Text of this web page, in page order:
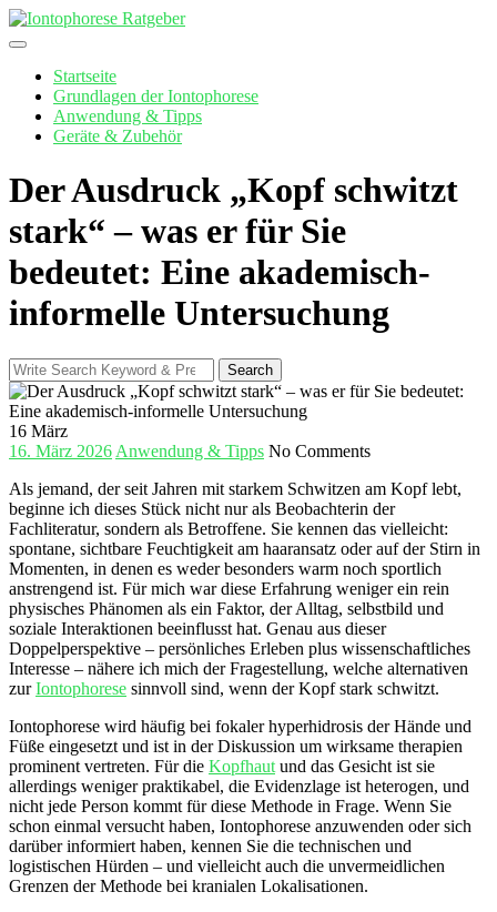
Skip
to
Startseite
Grundlagen der Iontophorese
Anwendung & Tipps
Geräte & Zubehör
Der Ausdruck „Kopf schwitzt
stark“ – was er für Sie
bedeutet: Eine akademisch-
informelle Untersuchung
Search
for:
Search
16 März
16. März 2026 Anwendung & Tipps No Comments
Als jemand, der ‍seit Jahren mit starkem Schwitzen am Kopf lebt,
beginne ich dieses Stück nicht nur als Beobachterin der
Fachliteratur, sondern als Betroffene. Sie kennen ⁣das​ vielleicht:
spontane, sichtbare Feuchtigkeit ‍am haaransatz oder auf der Stirn in
‌Momenten, in denen es⁢ weder besonders warm noch sportlich
anstrengend ist. Für mich war diese Erfahrung weniger ein rein‌
physisches Phänomen ⁤als ein Faktor, der Alltag, selbstbild⁣ und
soziale Interaktionen beeinflusst hat. Genau aus ⁢dieser
Doppelperspektive – persönliches Erleben plus wissenschaftliches
Interesse – nähere ich mich der Fragestellung, welche alternativen
zurIontophorese sinnvoll sind, wenn der Kopf stark schwitzt.
Iontophorese wird häufig bei fokaler ⁢hyperhidrosis der Hände und
Füße eingesetzt und ist in der Diskussion um wirksame therapien
prominent vertreten. Für die Kopfhaut und das Gesicht ist sie
allerdings weniger praktikabel,⁣ die Evidenzlage ist heterogen, und
nicht jede Person kommt für diese Methode in Frage. Wenn Sie
schon ‌einmal versucht haben, Iontophorese ⁤anzuwenden oder sich
darüber informiert haben, kennen Sie die technischen und
logistischen ⁢Hürden – und vielleicht ⁣auch die unvermeidlichen
Grenzen der Methode bei kranialen Lokalisationen.